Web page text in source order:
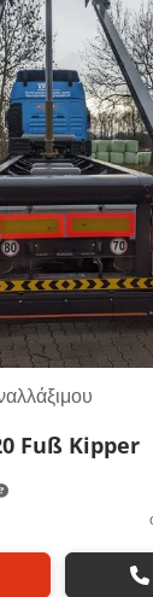
Fuß Kipper